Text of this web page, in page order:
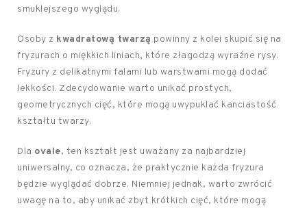
smuklejszego wyglądu.
Osoby z kwadratową twarzą powinny z kolei skupić się na
fryzurach o miękkich liniach, które złagodzą wyraźne rysy.
Fryzury z delikatnymi falami lub warstwami mogą dodać
lekkości. Zdecydowanie warto unikać prostych,
geometrycznych cięć, które mogą uwypuklać kanciastość
kształtu twarzy.
Dla ovale, ten kształt jest uważany za najbardziej
uniwersalny, co oznacza, że praktycznie każda fryzura
będzie wyglądać dobrze. Niemniej jednak, warto zwrócić
uwagę na to, aby unikać zbyt krótkich cięć, które mogą